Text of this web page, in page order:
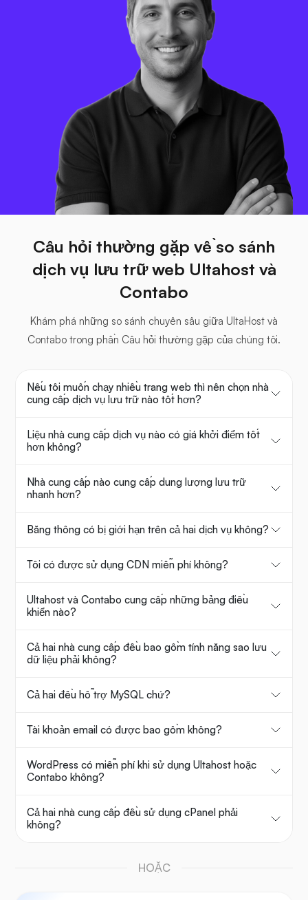
Câu hỏi thường gặp về so sánh
dịch vụ lưu trữ web Ultahost và
Contabo
Khám phá những so sánh chuyên sâu giữa UltaHost và
Contabo trong phần Câu hỏi thường gặp của chúng tôi.
Nếu tôi muốn chạy nhiều trang web thì nên chọn nhà
cung cấp dịch vụ lưu trữ nào tốt hơn?
Liệu nhà cung cấp dịch vụ nào có giá khởi điểm tốt
hơn không?
Nhà cung cấp nào cung cấp dung lượng lưu trữ
nhanh hơn?
Băng thông có bị giới hạn trên cả hai dịch vụ không?
Tôi có được sử dụng CDN miễn phí không?
Ultahost và Contabo cung cấp những bảng điều
khiển nào?
Cả hai nhà cung cấp đều bao gồm tính năng sao lưu
dữ liệu phải không?
Cả hai đều hỗ trợ MySQL chứ?
Tài khoản email có được bao gồm không?
WordPress có miễn phí khi sử dụng Ultahost hoặc
Contabo không?
Cả hai nhà cung cấp đều sử dụng cPanel phải
không?
HOẶC